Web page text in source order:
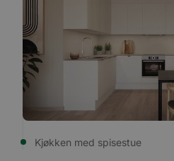
Kjøkken med spisestue